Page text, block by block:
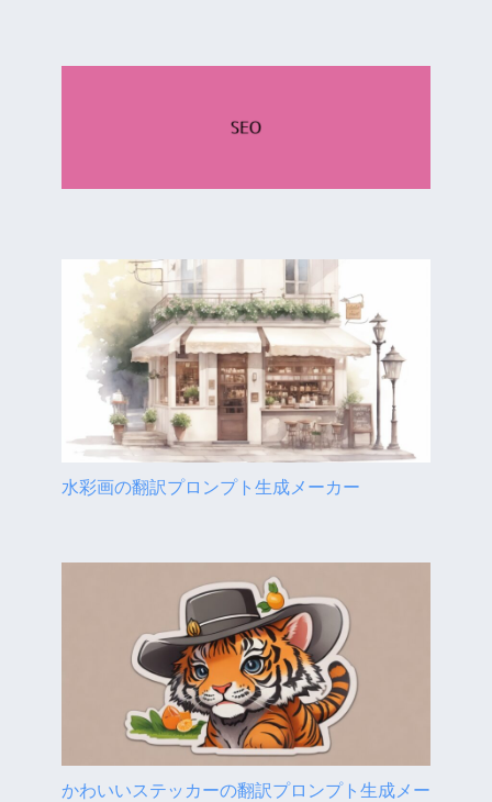
水彩画の翻訳プロンプト生成メーカー
かわいいステッカーの翻訳プロンプト生成メー